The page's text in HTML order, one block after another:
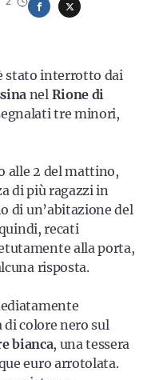
news, iscriviti alla
stato interrotto dai
nel Rione di
tre minori,
alle 2 del mattino,
di più ragazzi in
di un’abitazione del
recati
alla porta,
risposta.
colore nero sul
bianca, una tessera
euro arrotolata.